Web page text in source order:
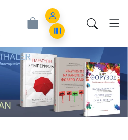
- Επιστημονικά
Account
Orders